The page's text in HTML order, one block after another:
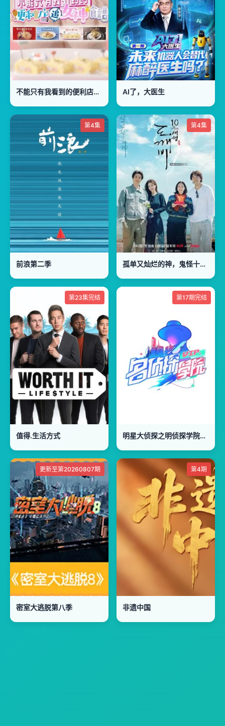
不能只有我看到的便利店追女神食谱粤语 AI了，大医生
第4集
前浪第二季
第4集
孤单又灿烂的神，鬼怪十周年特辑
第23集完结
值得.生活方式
第17期完结
明星大侦探之明侦探学院第1季
更新至第20260807期
密室大逃脱第八季
第4期
非遗中国